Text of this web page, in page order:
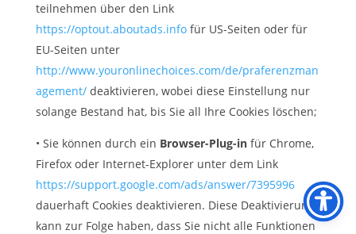
teilnehmen über den Link
https://optout.aboutads.infofür US-Seiten oder für
EU-Seiten unter
http://www.youronlinechoices.com/de/praferenzman
agement/deaktivieren, wobei diese Einstellung nur
solange Bestand hat, bis Sie all Ihre Cookies löschen;
• Sie können durch ein Browser-Plug-infür Chrome,
Firefox oder Internet-Explorer unter dem Link
https://support.google.com/ads/answer/7395996
dauerhaft Cookies deaktivieren. Diese Deaktivierung
kann zur Folge haben, dass Sie nicht alle Funktionen